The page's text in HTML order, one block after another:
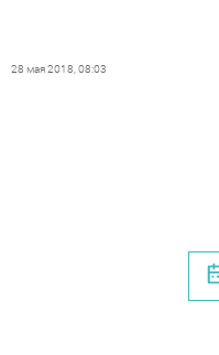
28 мая 2018, 08:03